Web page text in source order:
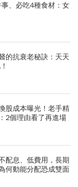
、必吃4種食材：女
的抗衰老秘訣：天天
股成本曝光！老手精
2個理由看了再進場
配息、低費用，長期
何動能分配恐成雙面